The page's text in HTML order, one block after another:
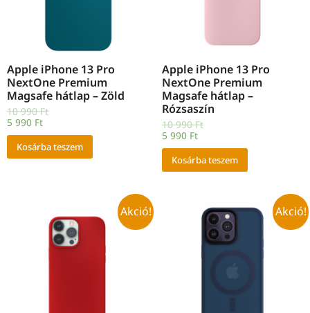
Apple iPhone 13 Pro
NextOne Premium
Magsafe hátlap – Zöld
10 990Ft
5 990 Ft
Kosárba teszem
Apple iPhone 13 Pro
NextOne Premium
Magsafe hátlap –
Rózsaszín
10 990Ft
5 990 Ft
Kosárba teszem
Akció! Akció!